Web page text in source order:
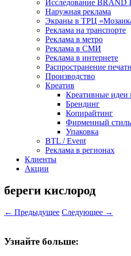
Исследование BRAND
Наружная реклама
Экраны в ТРЦ
Реклама на транспорте
Реклама в метро
Реклама в СМИ
Реклама в интернете
Распространение
Производство
Креатив
Креативные идеи
Брендинг
Копирайтинг
Фирменный стиль
Упаковка
BTL / Event
Реклама в регионах
Клиенты
Акции
береги кислород
← Предыдущее Следующее →
Узнайте больше: